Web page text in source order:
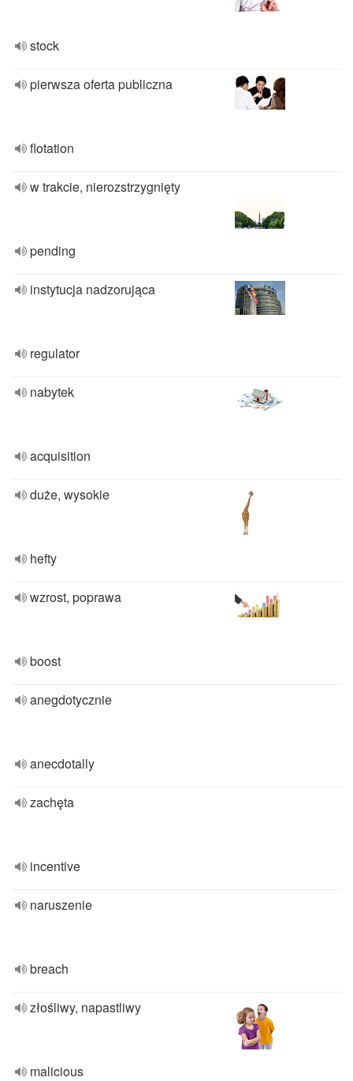
stock
pierwsza oferta publiczna
flotation
w trakcie, nierozstrzygnięty
pending
instytucja nadzorująca
regulator
nabytek
acquisition
duże, wysokie
hefty
wzrost, poprawa
boost
anegdotycznie
anecdotally
zachęta
incentive
naruszenie
breach
złośliwy, napastliwy
malicious